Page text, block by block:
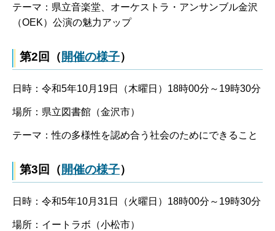
テーマ：県立音楽堂、オーケストラ・アンサンブル金沢
（OEK）公演の魅力アップ
第2回（ 開催の様子）
日時：令和5年10月19日（木曜日）18時00分～19時30分
場所：県立図書館（金沢市）
テーマ：性の多様性を認め合う社会のためにできること
第3回（ 開催の様子）
日時：令和5年10月31日（火曜日）18時00分～19時30分
場所：イートラボ（小松市）